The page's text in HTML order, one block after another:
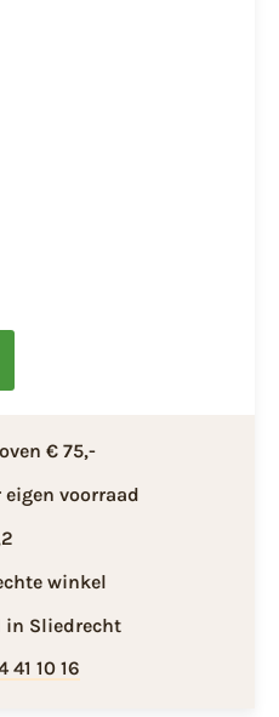
€ 75,-
voorraad
winkel
Sliedrecht
41 10 16